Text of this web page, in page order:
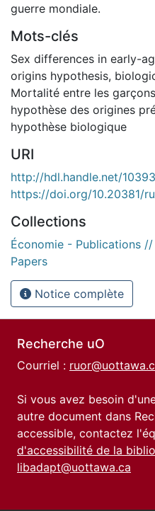
guerre mondiale.
Mots-clés
Sex differences in early-
origins hypothesis,
Mortalité entre les
hypothèse des origines
hypothèse biologique
URI
http://hdl.handle.net/
https://doi.org/10.20381/
Collections
Économie - Publications
Papers
Notice complète
Recherche uO
Courriel :
Si vous avez besoin
autre document dans
accessible, contactez
d'accessibilité de la
libadapt@uottawa.ca